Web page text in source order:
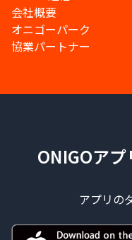
会社概要
オニゴーパーク
協業パートナー
ONIGOア
アプリの